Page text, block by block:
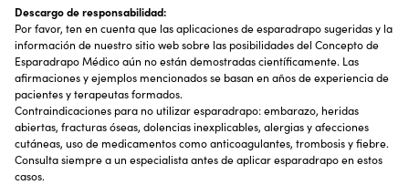
Descargo de responsabilidad:
Por favor, ten en cuenta que las aplicaciones de esparadrapo sugeridas y la
información de nuestro sitio web sobre las posibilidades del Concepto de
Esparadrapo Médico aún no están demostradas científicamente. Las
afirmaciones y ejemplos mencionados se basan en años de experiencia de
pacientes y terapeutas formados.
Contraindicaciones para no utilizar esparadrapo: embarazo, heridas
abiertas, fracturas óseas, dolencias inexplicables, alergias y afecciones
cutáneas, uso de medicamentos como anticoagulantes, trombosis y fiebre.
Consulta siempre a un especialista antes de aplicar esparadrapo en estos
casos.